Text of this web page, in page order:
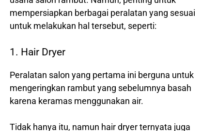
mempersiapkan berbagai peralatan yang sesuai
untuk melakukan hal tersebut, seperti:
1. Hair Dryer
Peralatan salon yang pertama ini berguna untuk
mengeringkan rambut yang sebelumnya basah
karena keramas menggunakan air.
Tidak hanya itu, namun hair dryer ternyata juga